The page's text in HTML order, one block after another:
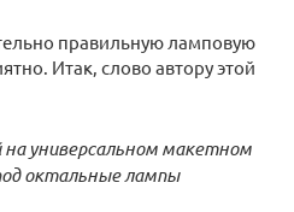
правильную ламповую
Итак, слово автору этой
универсальном макетном
октальные лампы